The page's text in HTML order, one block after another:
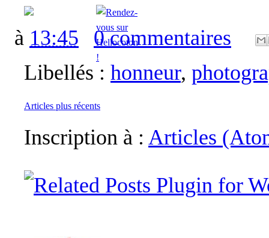
à 13:45
0 commentaires
Libellés : honneur,
Articles plus récents
Inscription à : Articles